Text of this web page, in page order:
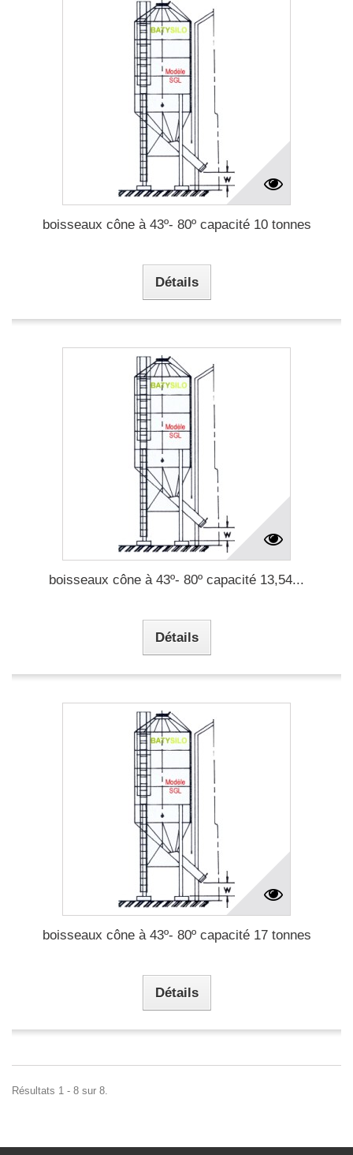
boisseaux cône à 43º- 80º capacité 10 tonnes
Détails
boisseaux cône à 43º- 80º capacité 13,54...
Détails
boisseaux cône à 43º- 80º capacité 17 tonnes
Détails
Résultats 1 - 8 sur 8.